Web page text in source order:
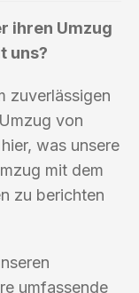
ihren Umzug
uns?
zuverlässigen
von
was unsere
mit dem
zu berichten
umfassende